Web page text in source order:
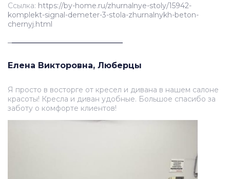
Ссылка: https://by-home.ru/zhurnalnye-stoly/15942-
komplekt-signal-demeter-3-stola-zhurnalnykh-beton-
chernyj.html
Елена Викторовна, Люберцы
Я просто в восторге от кресел и дивана в нашем салоне
красоты! Кресла и диван удобные. Большое спасибо за
заботу о комфорте клиентов!